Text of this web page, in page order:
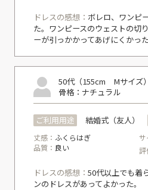
ドレスの感想： ボレロ、ワンピ
た。ワンピースのウェストの切
ーが引っかかってあげにくかった
50代（155cm Mサイズ）
骨格：ナチュラル
ご利用用途 結婚式（友人）
丈感： ふくらはぎ サ
品質： 良い 評
ドレスの感想： 50代以上でも着
ンのドレスがあってよかった。